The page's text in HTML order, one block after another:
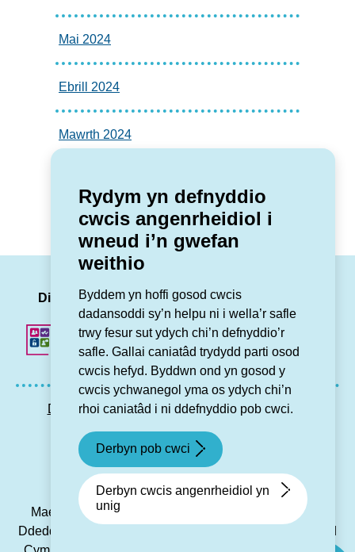
Rydym yn defnyddio
cwcis angenrheidiol i
wneud i’n gwefan
weithio
Byddem yn hoffi gosod cwcis
dadansoddi sy’n helpu ni i wella’r safle
trwy fesur sut ydych chi’n defnyddio’r
safle. Gallai caniatâd trydydd parti osod
cwcis hefyd. Byddwn ond yn gosod y
cwcis ychwanegol yma os ydych chi’n
rhoi caniatâd i ni ddefnyddio pob cwci.
Derbyn pob cwci
Derbyn cwcis angenrheidiol yn
unig
Mai 2024
Ebrill 2024
Mawrth 2024
Dilynwch ni LinkedIn
Facebook
Twitter
Datganiad hygyrchedd
Preifatrwydd GDPR
© Grŵp Cynefin 2024.Gwefan gan Connect
Mae Grŵp Cynefin yn gymdeithas gofrestredig dan y
Ddeddf Cwmniau Cydweithredol a Chymdeithasau Budd